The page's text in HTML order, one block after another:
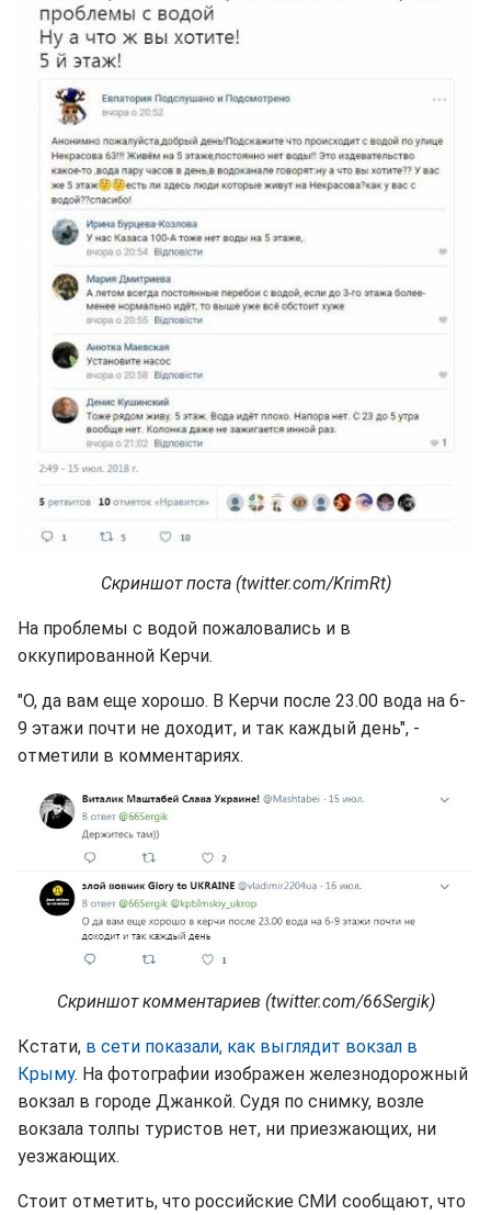
Скриншот поста (twitter.com/KrimRt)
На проблемы с водой пожаловались и в
оккупированной Керчи.
"О, да вам еще хорошо. В Керчи после 23.00 вода на 6-
9 этажи почти не доходит, и так каждый день", -
отметили в комментариях.
Скриншот комментариев (twitter.com/66Sergik)
Кстати, в сети показали, как выглядит вокзал в
Крыму. На фотографии изображен железнодорожный
вокзал в городе Джанкой. Судя по снимку, возле
вокзала толпы туристов нет, ни приезжающих, ни
уезжающих.
Стоит отметить, что российские СМИ сообщают, что